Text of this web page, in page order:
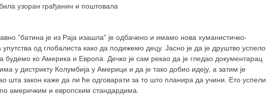
била узоран грађанин и поштовала
”батина је из Раја изашла” је одбачено и имамо нова хуманистичко-
упутства од глобалиста како да подижемо децу. Јасно је да је друштво успело
будемо ко Америка и Европа. Дечко је сам рекао да је гледао документарац
у дистрикту Колумбија у Америци и да је тако добио идеју, а затим је
шта закон каже да ли ће одговарати за то што планира да учини. Ето успели
америчким и европским стандардима.